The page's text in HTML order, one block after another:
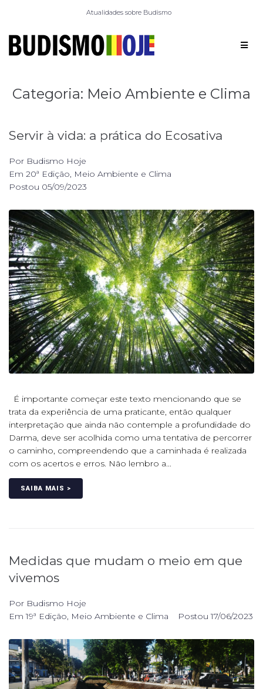
Atualidades sobre Budismo
Categoria: Meio Ambiente e Clima
Servir à vida: a prática do Ecosativa
Por Budismo Hoje
Em 20ª Edição, Meio Ambiente e Clima
Postou 05/09/2023
É importante começar este texto mencionando que se
trata da experiência de uma praticante, então qualquer
interpretação que ainda não contemple a profundidade do
Darma, deve ser acolhida como uma tentativa de percorrer
o caminho, compreendendo que a caminhada é realizada
com os acertos e erros. Não lembro a...
SAIBA MAIS >
Medidas que mudam o meio em que
vivemos
Por Budismo Hoje
Em19ª Edição, Meio Ambiente e Clima Postou17/06/2023